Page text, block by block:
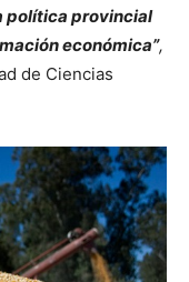
política provincial
económica”,
de Ciencias